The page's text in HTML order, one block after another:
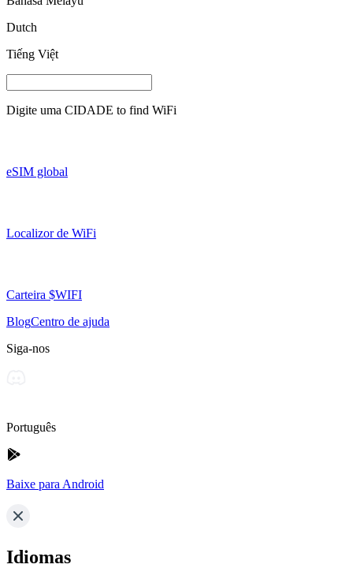
Dutch
Tiếng Việt
Digite uma CIDADE to find WiFi
eSIM global
Localizor de WiFi
Carteira $WIFI
BlogCentro de ajuda
Siga-nos
Português
Baixe para Android
Idiomas